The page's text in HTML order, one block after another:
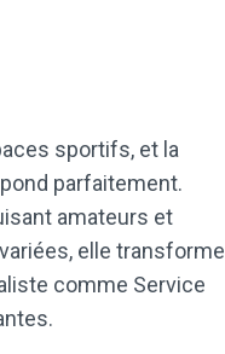
sportifs, et la
parfaitement.
amateurs et
elle transforme
comme Service